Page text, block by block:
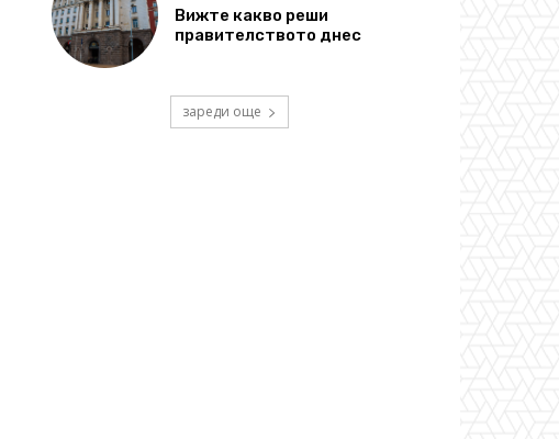
Вижте какво реши
правителството днес
зареди още